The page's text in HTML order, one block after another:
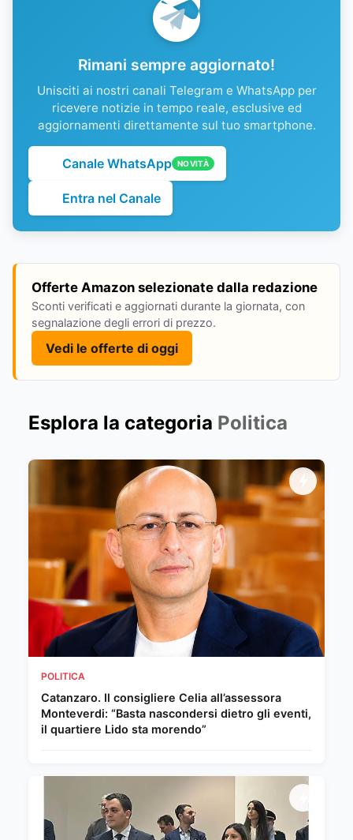
Rimani sempre aggiornato!
Unisciti ai nostri canali Telegram e WhatsApp per
ricevere notizie in tempo reale, esclusive ed
aggiornamenti direttamente sul tuo smartphone.
Canale WhatsApp NOVITÀ
Entra nel Canale
Offerte Amazon selezionate dalla redazione
Sconti verificati e aggiornati durante la giornata, con
segnalazione degli errori di prezzo.
Vedi le offerte di oggi
Esplora la categoria Politica
POLITICA
Catanzaro. Il consigliere Celia all’assessora
Monteverdi: “Basta nascondersi dietro gli eventi,
il quartiere Lido sta morendo”